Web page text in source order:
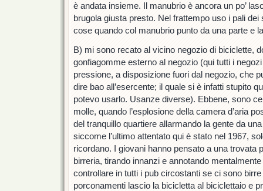
è andata insieme. Il manubrio è ancora un po’
brugola giusta presto. Nel frattempo uso i pali
cose quando col manubrio punto da una parte e
B) mi sono recato al vicino negozio di biciclette,
gonfiagomme esterno al negozio (qui tutti i
pressione, a disposizione fuori dal negozio, che
dire bao all’esercente; il quale si è infatti stupito
potevo usarlo. Usanze diverse). Ebbene, sono
molle, quando l’esplosione della camera d’aria
del tranquillo quartiere allarmando la gente da
siccome l’ultimo attentato qui è stato nel 1967,
ricordano. I giovani hanno pensato a una trovata
birreria, tirando innanzi e annotando
controllare in tutti i pub circostanti se ci sono
porconamenti lascio la bicicletta al biciclettaio e